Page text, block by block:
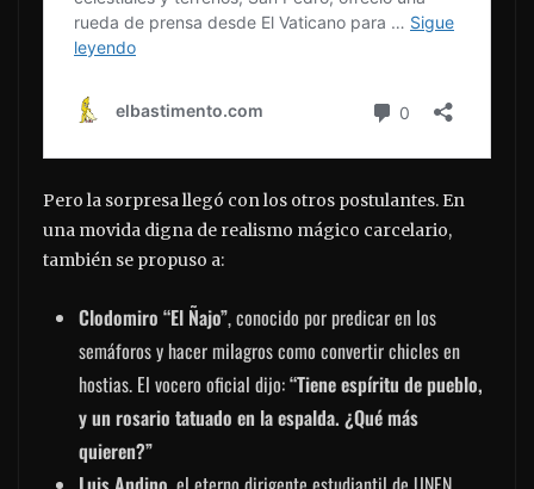
Pero la sorpresa llegó con los otros postulantes. En
una movida digna de realismo mágico carcelario,
también se propuso a:
Clodomiro “El Ñajo”, conocido por predicar en los
semáforos y hacer milagros como convertir chicles en
hostias. El vocero oficial dijo:“Tiene espíritu de pueblo,
y un rosario tatuado en la espalda. ¿Qué más
quieren?”